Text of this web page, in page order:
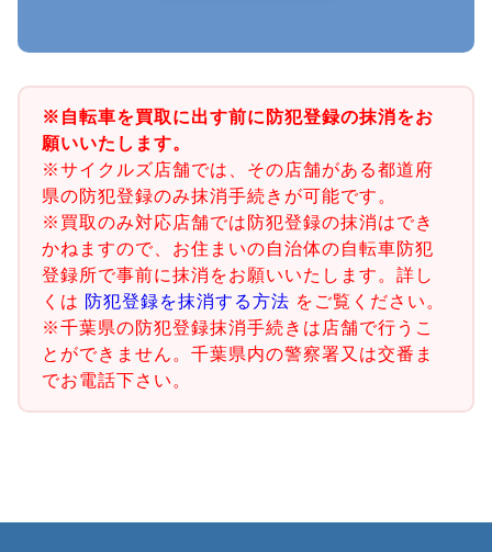
※自転車を買取に出す前に防犯登録の抹消をお
願いいたします。
※サイクルズ店舗では、その店舗がある都道府
県の防犯登録のみ抹消手続きが可能です。
※買取のみ対応店舗では防犯登録の抹消はでき
かねますので、お住まいの自治体の自転車防犯
登録所で事前に抹消をお願いいたします。詳し
くは 防犯登録を抹消する方法 をご覧ください。
※千葉県の防犯登録抹消手続きは店舗で行うこ
とができません。千葉県内の警察署又は交番ま
でお電話下さい。